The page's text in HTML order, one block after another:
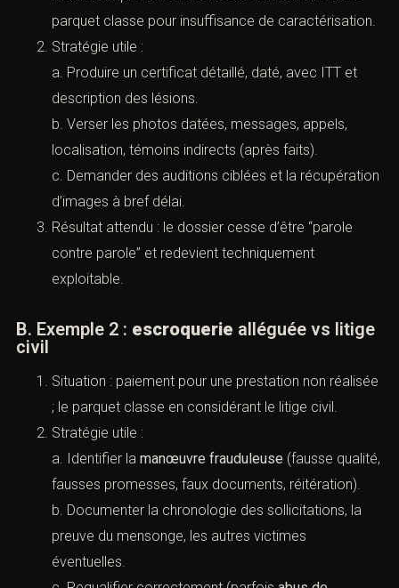
VI. Exemples concrets : comment un
dossier se gagne (ou se perd) au
stade du classement
(Classement sans suite : motifs,
recours et stratégies pénales)
A. Exemple 1 :violenceset preuve médico-
Situation : plainte pour
parquet classe pour insuffisance de
Stratégie utile :
a. Produire un certificat détaillé, daté, avec ITT et
description des lésions.
b. Verser les photos datées, messages, appels,
localisation, témoins indirects (après faits).
c. Demander des auditions ciblées et la
récupération d’images à bref délai.
Résultat attendu : le dossier cesse d’être “parole